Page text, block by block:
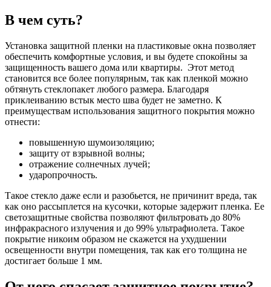
В чем суть?
Установка защитной пленки на пластиковые окна позволяет
обеспечить комфортные условия, и вы будете спокойны за
защищенность вашего дома или квартиры. Этот метод
становится все более популярным, так как пленкой можно
обтянуть стеклопакет любого размера. Благодаря
приклеиванию встык место шва будет не заметно. К
преимуществам использования защитного покрытия можно
отнести:
повышенную шумоизоляцию;
защиту от взрывной волны;
отражение солнечных лучей;
ударопрочность.
Такое стекло даже если и разобьется, не причинит вреда, так
как оно рассыплется на кусочки, которые задержит пленка. Ее
светозащитные свойства позволяют фильтровать до 80%
инфракрасного излучения и до 99% ультрафиолета. Такое
покрытие никоим образом не скажется на ухудшении
освещенности внутри помещения, так как его толщина не
достигает больше 1 мм.